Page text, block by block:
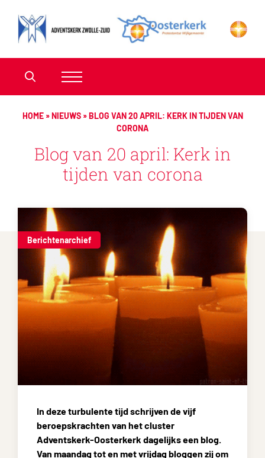
HOME»NIEUWS»BLOG VAN 20 APRIL: KERK IN TIJDEN VAN
CORONA
Blog van 20 april: Kerk in
tijden van corona
Berichtenarchief
In deze turbulente tijd schrijven de vijf
beroepskrachten van het cluster
Adventskerk-Oosterkerk dagelijks een blog.
Van maandag tot en met vrijdag bloggen zij om